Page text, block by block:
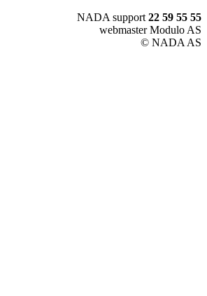
NADA support 22 59 55 55
webmaster Modulo AS
© NADA AS